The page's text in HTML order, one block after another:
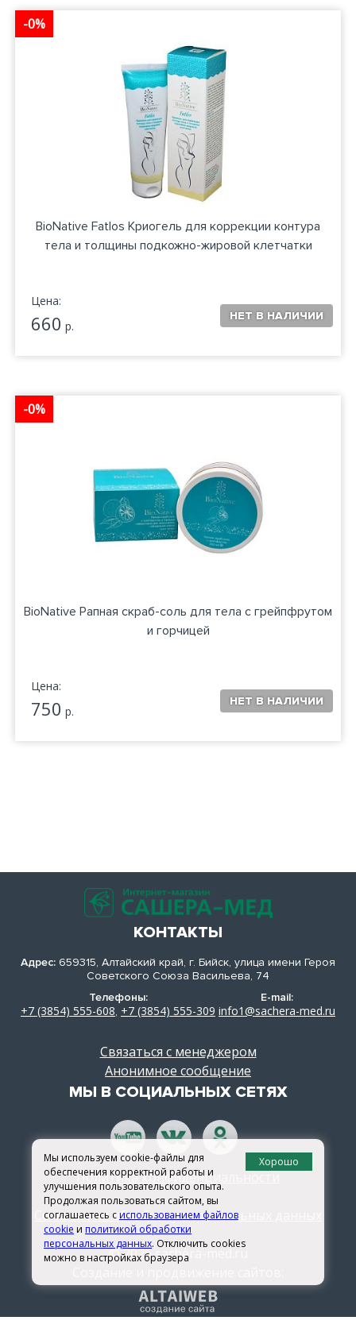
-0%
BioNative Fatlos Криогель для коррекции контура
тела и толщины подкожно-жировой клетчатки
Цена:
660 р.
-0%
BioNative Рапная скраб-соль для тела с грейпфрутом
и горчицей
Цена:
750 р.
КОНТАКТЫ
Адрес: 659315, Алтайский край, г. Бийск, улица имени Героя
Советского Союза Васильева, 74
Телефоны:
+7 (3854) 555-608, +7 (3854) 555-309
E-mail:
info1@sachera-med.ru
Связаться с менеджером
Анонимное сообщение
МЫ В СОЦИАЛЬНЫХ СЕТЯХ
Политика конфиденциальности
Согласие на обработку персональных данных
© 2026 sachera-med.ru
Мы используем cookie-файлы для
обеспечения корректной работы и
улучшения пользовательского опыта.
Продолжая пользоваться сайтом, вы
соглашаетесь с использованием файлов
cookie и политикой обработки
персональных данных. Отключить cookies
можно в настройках браузера
Хорошо